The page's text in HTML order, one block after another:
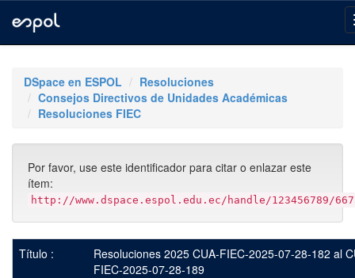
navigationDSpace en ESPOL
Resoluciones
Consejos Directivos de Unidades Académicas
Resoluciones FIEC
Por favor, use este identificador para citar o enlazar este
ítem:
http://www.dspace.espol.edu.ec/handle/123456789/
Título :
Resoluciones 2025 CUA-FIEC-2025-07-28-182 al
FIEC-2025-07-28-189